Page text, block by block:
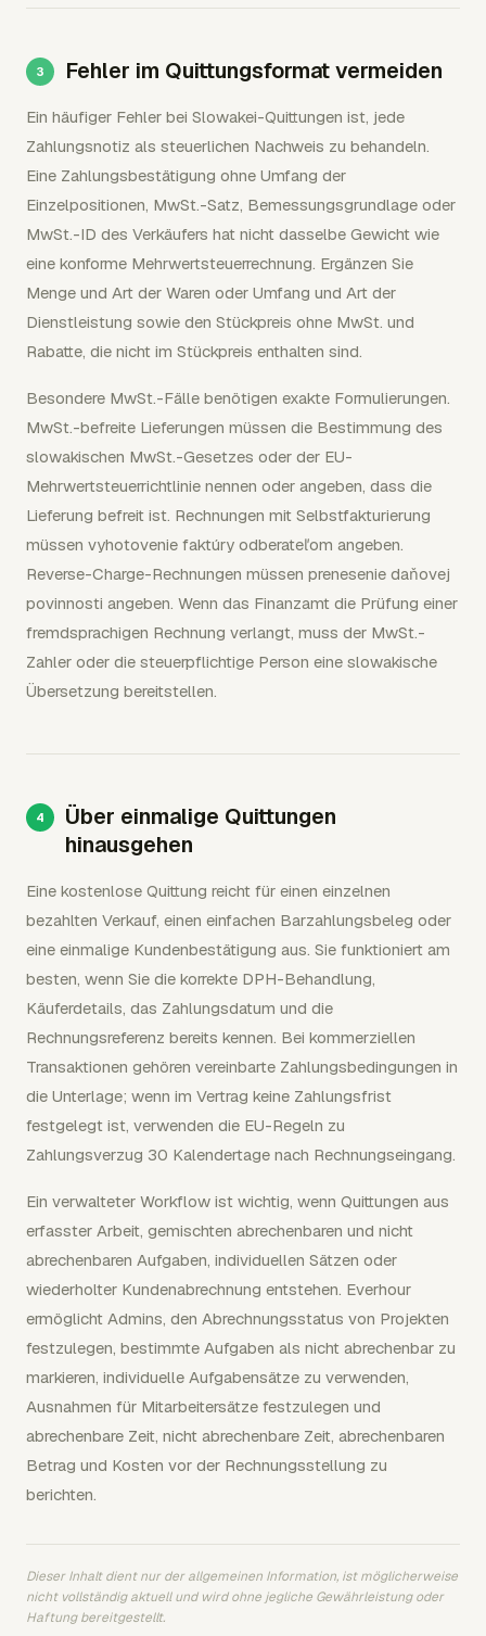
Fehler im Quittungsformat vermeiden
Ein häufiger Fehler bei Slowakei-Quittungen ist, jede
Zahlungsnotiz als steuerlichen Nachweis zu behandeln.
Eine Zahlungsbestätigung ohne Umfang der
Einzelpositionen, MwSt.-Satz, Bemessungsgrundlage oder
MwSt.-ID des Verkäufers hat nicht dasselbe Gewicht wie
eine konforme Mehrwertsteuerrechnung. Ergänzen Sie
Menge und Art der Waren oder Umfang und Art der
Dienstleistung sowie den Stückpreis ohne MwSt. und
Rabatte, die nicht im Stückpreis enthalten sind.
Besondere MwSt.-Fälle benötigen exakte Formulierungen.
MwSt.-befreite Lieferungen müssen die Bestimmung des
slowakischen MwSt.-Gesetzes oder der EU-
Mehrwertsteuerrichtlinie nennen oder angeben, dass die
Lieferung befreit ist. Rechnungen mit Selbstfakturierung
müssen vyhotovenie faktúry odberateľom angeben.
Reverse-Charge-Rechnungen müssen prenesenie daňovej
povinnosti angeben. Wenn das Finanzamt die Prüfung einer
fremdsprachigen Rechnung verlangt, muss der MwSt.-
Zahler oder die steuerpflichtige Person eine slowakische
Übersetzung bereitstellen.
Über einmalige Quittungen
hinausgehen
Eine kostenlose Quittung reicht für einen einzelnen
bezahlten Verkauf, einen einfachen Barzahlungsbeleg oder
eine einmalige Kundenbestätigung aus. Sie funktioniert am
besten, wenn Sie die korrekte DPH-Behandlung,
Käuferdetails, das Zahlungsdatum und die
Rechnungsreferenz bereits kennen. Bei kommerziellen
Transaktionen gehören vereinbarte Zahlungsbedingungen in
die Unterlage; wenn im Vertrag keine Zahlungsfrist
festgelegt ist, verwenden die EU-Regeln zu
Zahlungsverzug 30 Kalendertage nach Rechnungseingang.
Ein verwalteter Workflow ist wichtig, wenn Quittungen aus
erfasster Arbeit, gemischten abrechenbaren und nicht
abrechenbaren Aufgaben, individuellen Sätzen oder
wiederholter Kundenabrechnung entstehen. Everhour
ermöglicht Admins, den Abrechnungsstatus von Projekten
festzulegen, bestimmte Aufgaben als nicht abrechenbar zu
markieren, individuelle Aufgabensätze zu verwenden,
Ausnahmen für Mitarbeitersätze festzulegen und
abrechenbare Zeit, nicht abrechenbare Zeit, abrechenbaren
Betrag und Kosten vor der Rechnungsstellung zu
berichten.
Dieser Inhalt dient nur der allgemeinen Information, ist möglicherweise
nicht vollständig aktuell und wird ohne jegliche Gewährleistung oder
Haftung bereitgestellt.